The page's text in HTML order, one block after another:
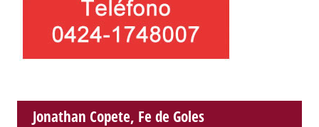
Jonathan Copete, Fe de Goles